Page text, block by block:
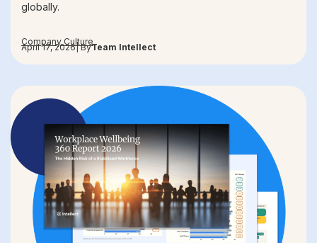
globally.
Company Culture
April 17, 2026| ByTeam Intellect